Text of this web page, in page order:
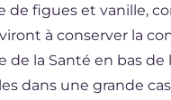
de figues et vanille,
à conserver la
la Santé en bas de
dans une grande